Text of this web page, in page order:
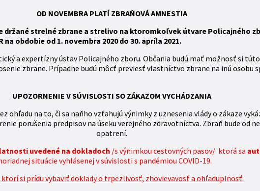
OD NOVEMBRA PLATÍ ZBRAŇOVÁAMNESTIA
držané strelné zbrane a strelivo na ktoromkoľvek útvare Policajného
obdobie od 1. novembra 2020 do 30. apríla 2021.
a expertízny ústav Policajného zboru. Občania budú mať možnosť si
zbrane. Prípadne budú môcť previesť vlastníctvo zbrane na inú osobu
UPOZORNENIE V SÚVISLOSTI SO ZÁKAZOM VYCHÁDZANIA
ohľadu na to, či sa naňho vzťahujú výnimky z uznesenia vlády o zákaze
porušenia predpisov na úseku verejného zdravotníctva. Zbraň bude od
opatrení.
uvedené na dokladoch /s výnimkou cestovných pasov/ ktorá sa
situácie vyhlásenej v súvislosti s pandémiou COVID-19.
si prídu vybaviť doklady o trpezlivosť, zhovievavosť a ohľaduplnosť.